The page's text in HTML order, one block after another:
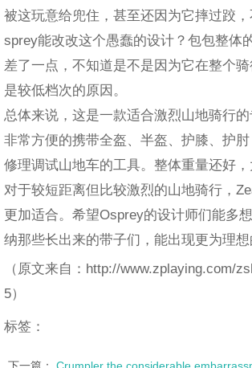
被这玩意给兜住，甚至还因为它摔过跤
sprey能改改这个愚蠢的设计？包包整体
差了一点，不知道是不是因为它在整个
是较低档次的原因。
总体来说，这是一款适合激烈山地骑行
非常方便的携带全盔、半盔、护膝、护
修理调试山地车的工具。整体重量还好，
对于较短距离但比较激烈的山地骑行，
更加适合。希望Osprey的设计师们能多
纳那些长出来的带子们，能出现更为理想
（原文来自：http://www.zplaying.com/
5）
标签：